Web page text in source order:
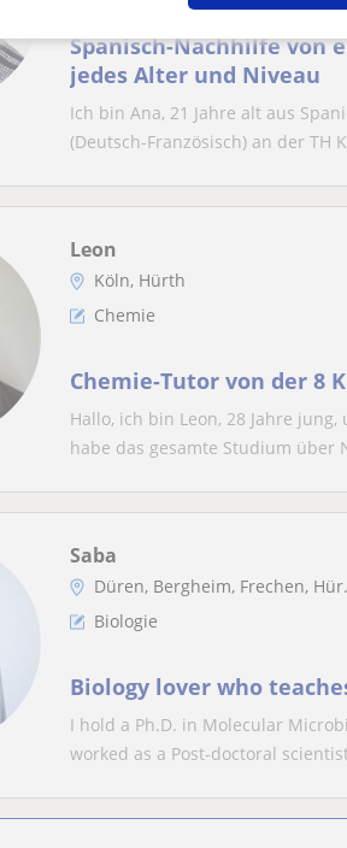
Spanisch-Nachhilfe von
jedes Alter und Niveau
Ich bin Ana, 21 Jahre alt aus
(Deutsch-Französisch) an der TH
Leon
Köln, Hürth
Chemie
Chemie-Tutor von der 8
Hallo, ich bin Leon, 28 Jahre
habe das gesamte Studium über
Saba
Düren, Bergheim, Frechen,
Biologie
Biology lover who
I hold a Ph.D. in Molecular
worked as a Post-doctoral